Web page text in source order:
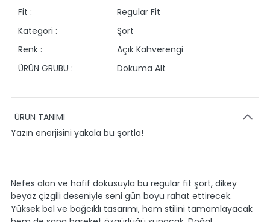
Fit :
Regular Fit
Kategori :
Şort
Renk :
Açık Kahverengi
ÜRÜN GRUBU :
Dokuma Alt
ÜRÜN TANIMI
Yazın enerjisini yakala bu şortla!
Nefes alan ve hafif dokusuyla bu regular fit şort, dikey
beyaz çizgili deseniyle seni gün boyu rahat ettirecek.
Yüksek bel ve bağcıklı tasarımı, hem stilini tamamlayacak